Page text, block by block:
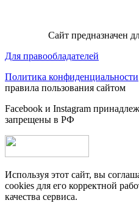
Сайт предназначен
Для правообладателей
Политика конфиденциальности
правила пользования сайтом
Facebook и Instagram
запрещены в РФ
Используя этот сайт, вы
cookies для его корректной
качества сервиса.